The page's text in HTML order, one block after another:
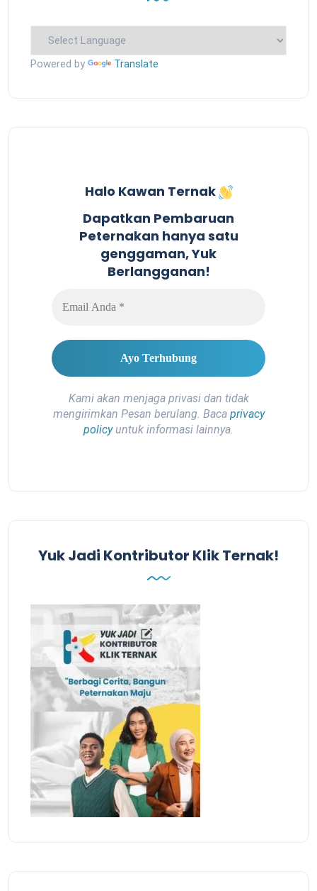
Powered by Translate
Halo Kawan Ternak
Dapatkan Pembaruan
Peternakan hanya satu
genggaman, Yuk
Berlangganan!
Kami akan menjaga privasi dan tidak
mengirimkan Pesan berulang. Baca privacy
policyuntuk informasi lainnya.
Yuk Jadi Kontributor Klik Ternak!